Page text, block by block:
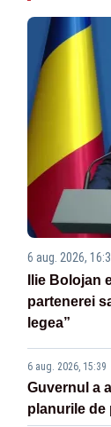
6 aug. 2026,
Ilie Bolojan
partenerei
legea”
6 aug. 2026, 15:39
Guvernul a
planurile de